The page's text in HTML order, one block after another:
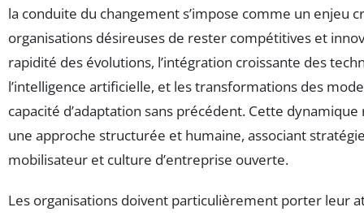
la conduite du changement s’impose comme un enjeu
organisations désireuses de rester compétitives et
rapidité des évolutions, l’intégration croissante des
l’intelligence artificielle, et les transformations des
capacité d’adaptation sans précédent. Cette
une approche structurée et humaine, associant
mobilisateur et culture d’entreprise ouverte.
Les organisations doivent particulièrement porter leur